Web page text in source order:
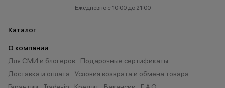
Ежедневно с 10:00 до 21:00
Каталог
О компании
Для СМИ и блогеров
Подарочные сертификаты
Доставка и оплата
Условия возврата и обмена товара